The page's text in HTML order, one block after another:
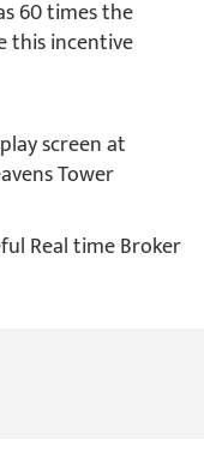
60 times the
this incentive
screen at
Tower
Real time Broker